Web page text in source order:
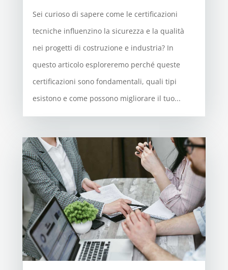
Sei curioso di sapere come le certificazioni
tecniche influenzino la sicurezza e la qualità
nei progetti di costruzione e industria? In
questo articolo esploreremo perché queste
certificazioni sono fondamentali, quali tipi
esistono e come possono migliorare il tuo...